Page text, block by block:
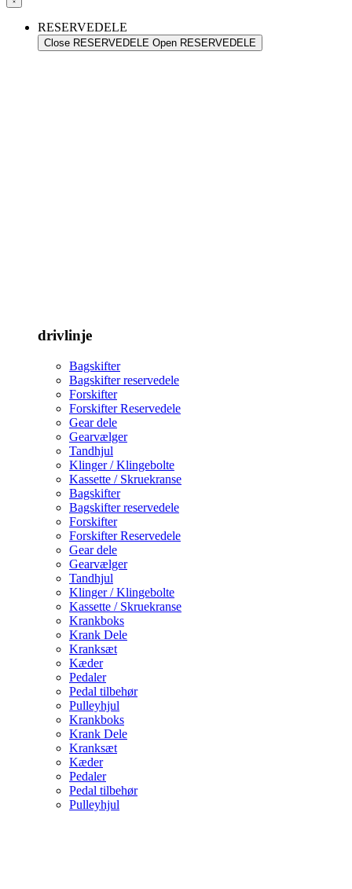
RESERVEDELE
Close RESERVEDELE Open RESERVEDELE
drivlinje
Bagskifter
Bagskifter reservedele
Forskifter
Forskifter Reservedele
Gear dele
Gearvælger
Tandhjul
Klinger / Klingebolte
Kassette / Skruekranse
Bagskifter
Bagskifter reservedele
Forskifter
Forskifter Reservedele
Gear dele
Gearvælger
Tandhjul
Klinger / Klingebolte
Kassette / Skruekranse
Krankboks
Krank Dele
Kranksæt
Kæder
Pedaler
Pedal tilbehør
Pulleyhjul
Krankboks
Krank Dele
Kranksæt
Kæder
Pedaler
Pedal tilbehør
Pulleyhjul